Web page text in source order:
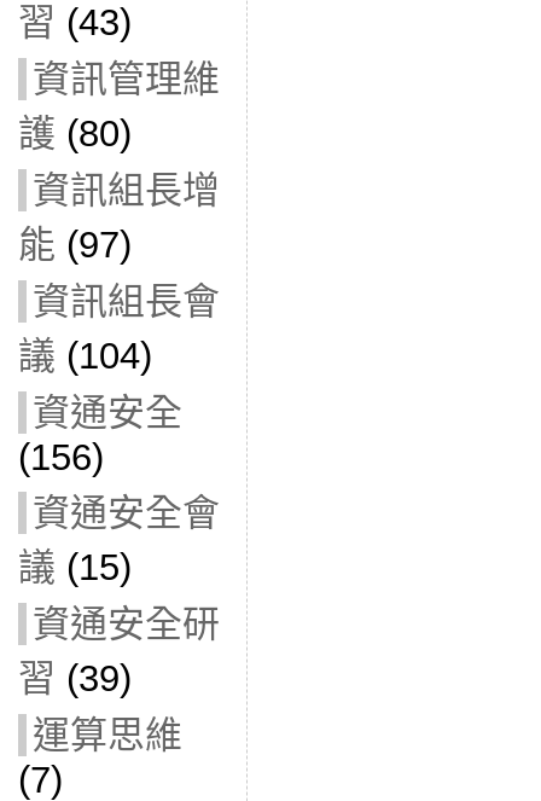
習 (43)
資訊管理維
護 (80)
資訊組長增
能 (97)
資訊組長會
議 (104)
資通安全
(156)
資通安全會
議 (15)
資通安全研
習 (39)
運算思維
(7)